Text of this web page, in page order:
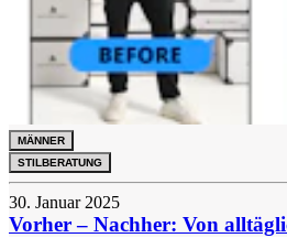
MÄNNER
STILBERATUNG
30. Januar 2025
Vorher – Nachher: Von